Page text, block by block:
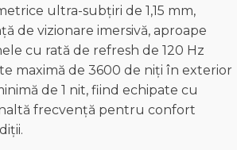
ultra-subțiri de 1,15 mm,
de vizionare imersivă, aproape
cu rată de refresh de 120 Hz
maximă de 3600 de niți în exterior
de 1 nit, fiind echipate cu
frecvență pentru confort